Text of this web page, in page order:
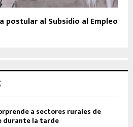
postular al Subsidio al Empleo
a sectores rurales de
durante la tarde